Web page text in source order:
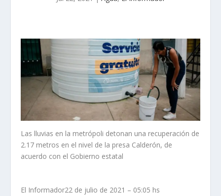
Las lluvias en la metrópoli detonan una recuperación de
2.17 metros en el nivel de la presa Calderón, de
acuerdo con el Gobierno estatal
El Informador22 de julio de 2021 – 05:05 hs